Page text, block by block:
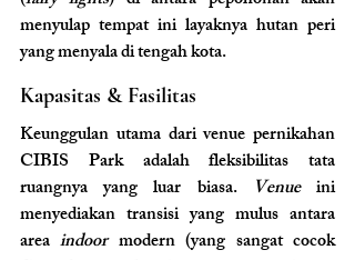
menyulap tempat ini layaknya hutan peri
yang menyala di tengah kota.
Kapasitas & Fasilitas
Keunggulan utama dari venue pernikahan
CIBIS Park adalah fleksibilitas tata
ruangnya yang luar biasa. Venue ini
menyediakan transisi yang mulus antara
area indoor modern (yang sangat cocok